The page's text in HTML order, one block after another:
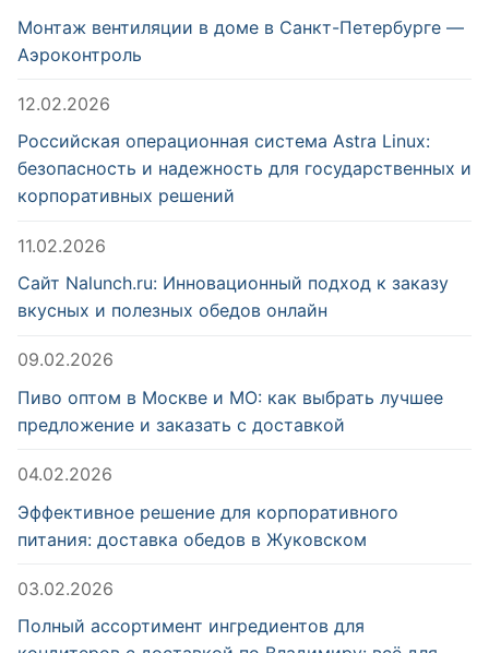
Монтаж вентиляции в доме в Санкт-Петербурге —
Аэроконтроль
12.02.2026
Российская операционная система Astra Linux:
безопасность и надежность для государственных и
корпоративных решений
11.02.2026
Сайт Nalunch.ru: Инновационный подход к заказу
вкусных и полезных обедов онлайн
09.02.2026
Пиво оптом в Москве и МО: как выбрать лучшее
предложение и заказать с доставкой
04.02.2026
Эффективное решение для корпоративного
питания: доставка обедов в Жуковском
03.02.2026
Полный ассортимент ингредиентов для